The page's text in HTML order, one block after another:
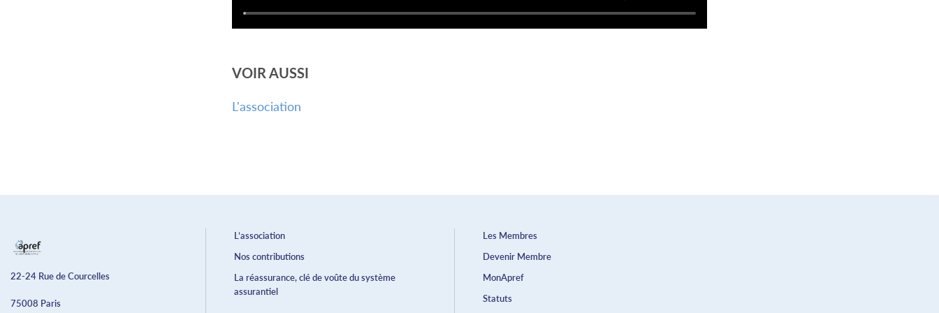
VOIR AUSSI
L'association
22-24 Rue de Courcelles
75008 Paris
L’association
Nos contributions
La réassurance, clé de voûte du système
assurantiel
Les Membres
Devenir Membre
MonApref
Statuts